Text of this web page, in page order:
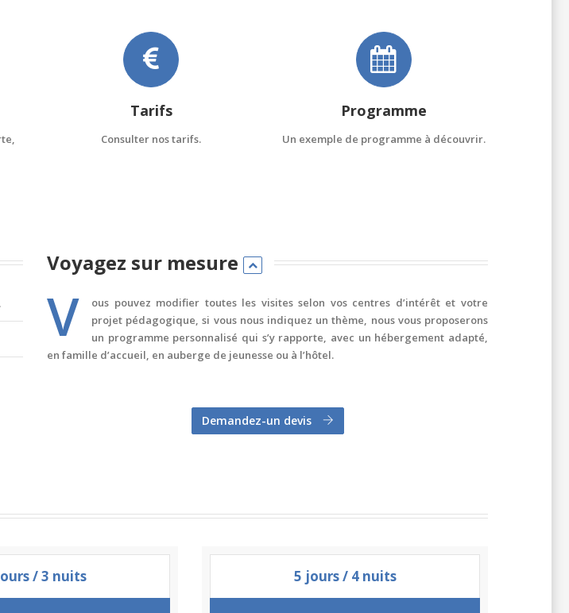
Tarifs
Consulter nos tarifs.
Programme
Un exemple de programme à découvrir.
Voyagez sur mesure
V
ous pouvez modifier toutes les visites selon vos centres d’intérêt et votre
projet pédagogique, si vous nous indiquez un thème, nous vous proposerons
un programme personnalisé qui s’y rapporte, avec un hébergement adapté,
en famille d’accueil, en auberge de jeunesse ou à l’hôtel.
Demandez-un devis
/ 3 nuits 5 jours / 4 nuits